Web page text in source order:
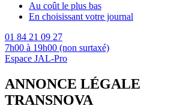
Au coût le plus bas
En choisissant votre journal
01 84 21 09 27
7h00 à 19h00 (non surtaxé)
Espace JAL-Pro
ANNONCE LÉGALE
TRANSNOVA